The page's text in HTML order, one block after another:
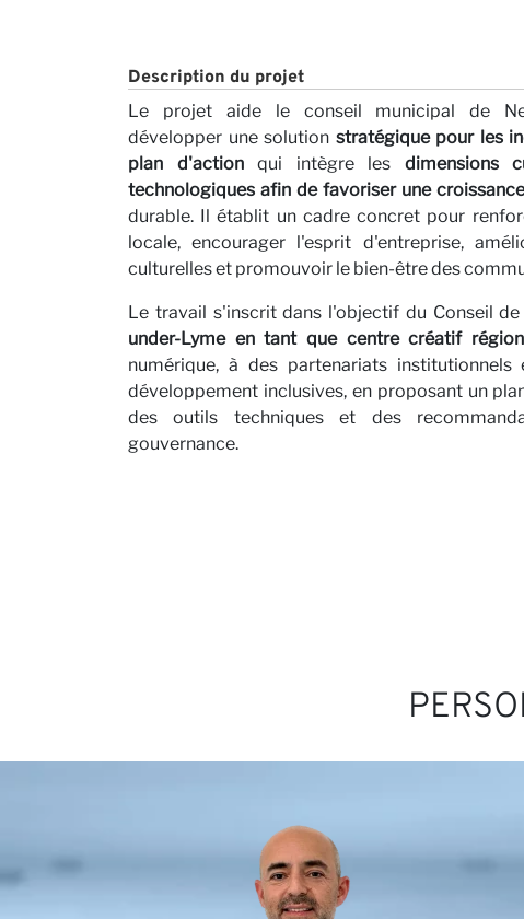
Nos
Description du projet
Le projet aide le conseil municipal de
développer une solution stratégique pour les
plan d'actionqui intègre les dimensions
technologiques afin de favoriser une
durable. Il établit un cadre concret pour
locale, encourager l'esprit d'entreprise,
culturelles et promouvoir le bien-être des
Le travail s'inscrit dans l'objectif du Conseil de
under-Lyme en tant que centre créatif
numérique, à des partenariats
développement inclusives, en proposant un
des outils techniques et des
gouvernance.